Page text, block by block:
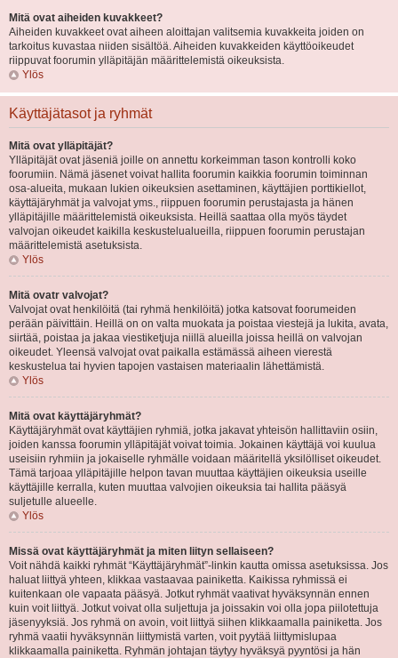
Mitä ovat aiheiden kuvakkeet?
Aiheiden kuvakkeet ovat aiheen aloittajan valitsemia kuvakkeita joiden on
tarkoitus kuvastaa niiden sisältöä. Aiheiden kuvakkeiden käyttöoikeudet
riippuvat foorumin ylläpitäjän määrittelemistä oikeuksista.
Ylös
Käyttäjätasot ja ryhmät
Mitä ovat ylläpitäjät?
Ylläpitäjät ovat jäseniä joille on annettu korkeimman tason kontrolli koko
foorumiin. Nämä jäsenet voivat hallita foorumin kaikkia foorumin toiminnan
osa-alueita, mukaan lukien oikeuksien asettaminen, käyttäjien porttikiellot,
käyttäjäryhmät ja valvojat yms., riippuen foorumin perustajasta ja hänen
ylläpitäjille määrittelemistä oikeuksista. Heillä saattaa olla myös täydet
valvojan oikeudet kaikilla keskustelualueilla, riippuen foorumin perustajan
määrittelemistä asetuksista.
Ylös
Mitä ovatr valvojat?
Valvojat ovat henkilöitä (tai ryhmä henkilöitä) jotka katsovat foorumeiden
perään päivittäin. Heillä on on valta muokata ja poistaa viestejä ja lukita, avata,
siirtää, poistaa ja jakaa viestiketjuja niillä alueilla joissa heillä on valvojan
oikeudet. Yleensä valvojat ovat paikalla estämässä aiheen vierestä
keskustelua tai hyvien tapojen vastaisen materiaalin lähettämistä.
Ylös
Mitä ovat käyttäjäryhmät?
Käyttäjäryhmät ovat käyttäjien ryhmiä, jotka jakavat yhteisön hallittaviin osiin,
joiden kanssa foorumin ylläpitäjät voivat toimia. Jokainen käyttäjä voi kuulua
useisiin ryhmiin ja jokaiselle ryhmälle voidaan määritellä yksilölliset oikeudet.
Tämä tarjoaa ylläpitäjille helpon tavan muuttaa käyttäjien oikeuksia useille
käyttäjille kerralla, kuten muuttaa valvojien oikeuksia tai hallita pääsyä
suljetulle alueelle.
Ylös
Missä ovat käyttäjäryhmät ja miten liityn sellaiseen?
Voit nähdä kaikki ryhmät “Käyttäjäryhmät”-linkin kautta omissa asetuksissa. Jos
haluat liittyä yhteen, klikkaa vastaavaa painiketta. Kaikissa ryhmissä ei
kuitenkaan ole vapaata pääsyä. Jotkut ryhmät vaativat hyväksynnän ennen
kuin voit liittyä. Jotkut voivat olla suljettuja ja joissakin voi olla jopa piilotettuja
jäsenyyksiä. Jos ryhmä on avoin, voit liittyä siihen klikkaamalla painiketta. Jos
ryhmä vaatii hyväksynnän liittymistä varten, voit pyytää liittymislupaa
klikkaamalla painiketta. Ryhmän johtajan täytyy hyväksyä pyyntösi ja hän